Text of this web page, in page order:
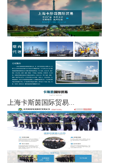
上海卡斯茵国际贸易...